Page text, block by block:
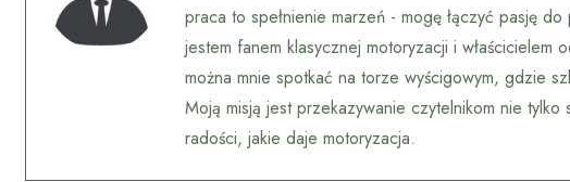
praca to spełnienie marzeń - mogę łączyć pasję
jestem fanem klasycznej motoryzacji i
można mnie spotkać na torze wyścigowym, gdzie
Moją misją jest przekazywanie czytelnikom nie
radości, jakie daje motoryzacja.